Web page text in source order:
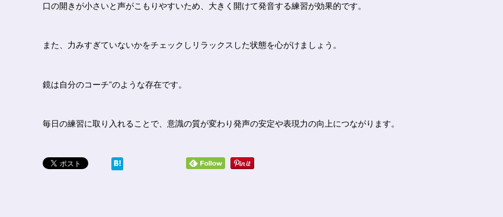
口の開きが小さいと声がこもりやすいため、大きく開けて発音する練習が効果的です。
また、力みすぎていないかをチェックしリラックスした状態を心がけましょう。
鏡は自分のコーチ”のような存在です。
毎日の練習に取り入れることで、意識の質が変わり発声の安定や表現力の向上につながります。